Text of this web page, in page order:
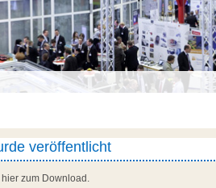
veröffentlicht
zum Download.